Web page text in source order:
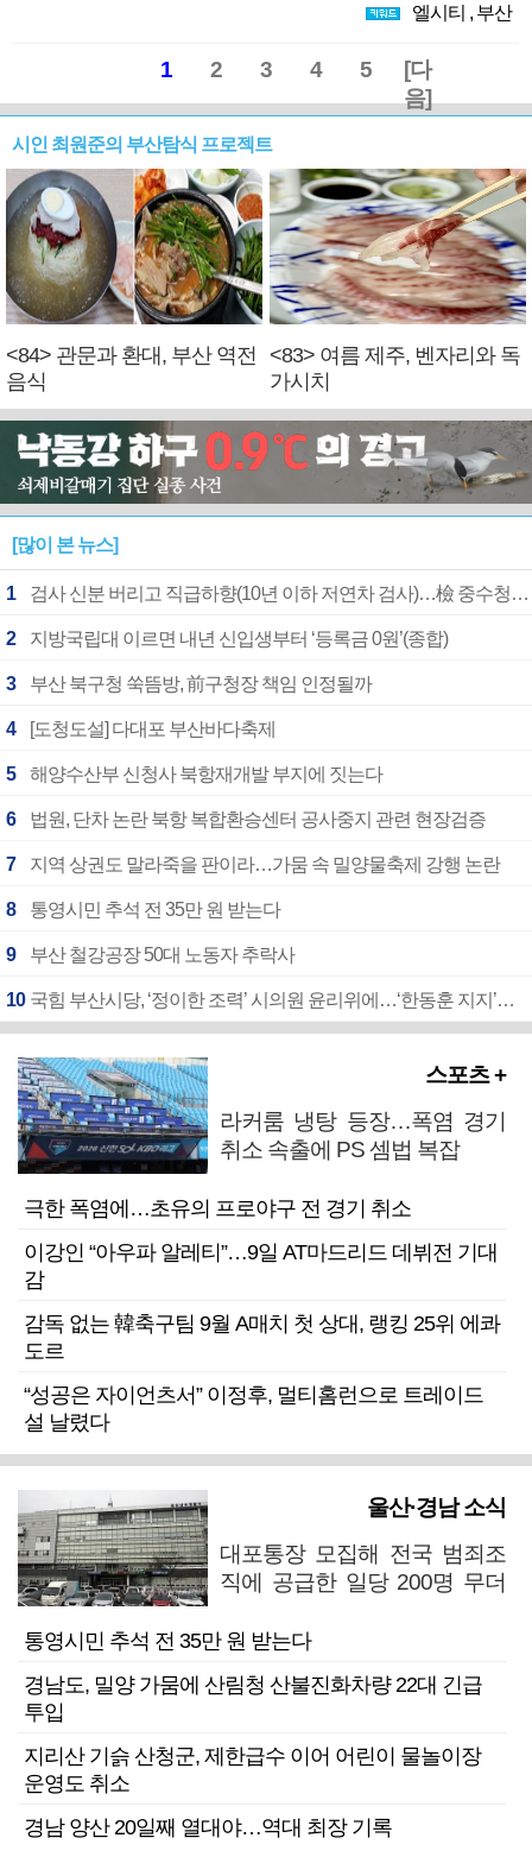
엘시티 , 부산
1 2 3 4 5
[다
음]
시인 최원준의 부산탐식 프로젝트
<84> 관문과 환대, 부산 역전
음식
<83> 여름 제주, 벤자리와 독
가시치
[많이 본 뉴스]
1 검사 신분 버리고 직급하향(10년 이하 저연차 검사)…檢 중수청행 기피
2 지방국립대 이르면 내년 신입생부터 ‘등록금 0원’(종합)
3 부산 북구청 쑥뜸방, 前구청장 책임 인정될까
4 [도청도설] 다대포 부산바다축제
5 해양수산부 신청사 북항재개발 부지에 짓는다
6 법원, 단차 논란 북항 복합환승센터 공사중지 관련 현장검증
7 지역 상권도 말라죽을 판이라…가뭄 속 밀양물축제 강행 논란
8 통영시민 추석 전 35만 원 받는다
9 부산 철강공장 50대 노동자 추락사
10 국힘 부산시당, ‘정이한 조력’ 시의원 윤리위에…‘한동훈 지지’도 신고접수
스포츠 +
라커룸 냉탕 등장…폭염 경기
취소 속출에 PS 셈법 복잡
극한 폭염에…초유의 프로야구 전 경기 취소
이강인 “아우파 알레티”…9일 AT마드리드 데뷔전 기대
감
감독 없는 韓축구팀 9월 A매치 첫 상대, 랭킹 25위 에콰
도르
“성공은 자이언츠서” 이정후, 멀티홈런으로 트레이드
설 날렸다
울산·경남 소식
대포통장 모집해 전국 범죄조
직에 공급한 일당 200명 무더
통영시민 추석 전 35만 원 받는다
경남도, 밀양 가뭄에 산림청 산불진화차량 22대 긴급
투입
지리산 기슭 산청군, 제한급수 이어 어린이 물놀이장
운영도 취소
경남 양산 20일째 열대야…역대 최장 기록